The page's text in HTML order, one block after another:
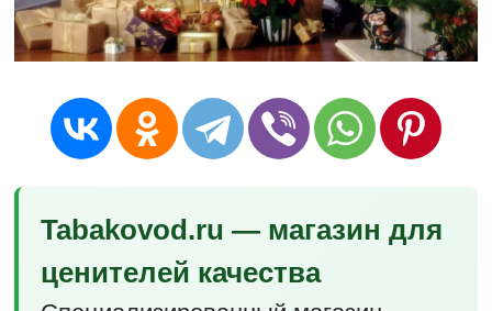
Tabakovod.ru — магазин для
ценителей качества